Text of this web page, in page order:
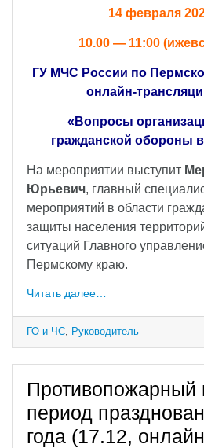
14 февраля
10.00 — 11:00
ГУ МЧС России по
онлайн-
«Вопросы
гражданской обороны
На мероприятии выступит
Юрьевич, главный
мероприятий в области
защиты населения
ситуаций Главного
Пермскому краю.
Читать далее…
ГО и ЧС, Руководитель
Противопожарный
период
года (17.12,